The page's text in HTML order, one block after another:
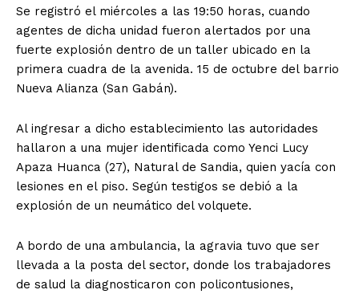
Se registró el miércoles a las 19:50 horas, cuando
agentes de dicha unidad fueron alertados por una
fuerte explosión dentro de un taller ubicado en la
primera cuadra de la avenida. 15 de octubre del barrio
Nueva Alianza (San Gabán).
Al ingresar a dicho establecimiento las autoridades
hallaron a una mujer identificada como Yenci Lucy
Apaza Huanca (27), Natural de Sandia, quien yacía con
lesiones en el piso. Según testigos se debió a la
explosión de un neumático del volquete.
A bordo de una ambulancia, la agravia tuvo que ser
llevada a la posta del sector, donde los trabajadores
de salud la diagnosticaron con policontusiones,